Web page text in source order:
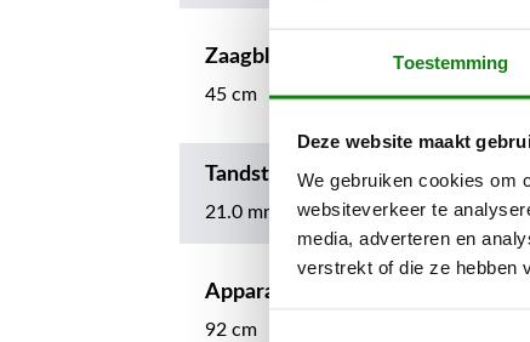
Toestemming
Deze website maakt
We gebruiken cookies om
websiteverkeer te
media, adverteren en
verstrekt of die ze hebben
Zaagbladlengte
45 cm
Tandsteek
21.0 mm
Apparaatlengte met mes
92 cm